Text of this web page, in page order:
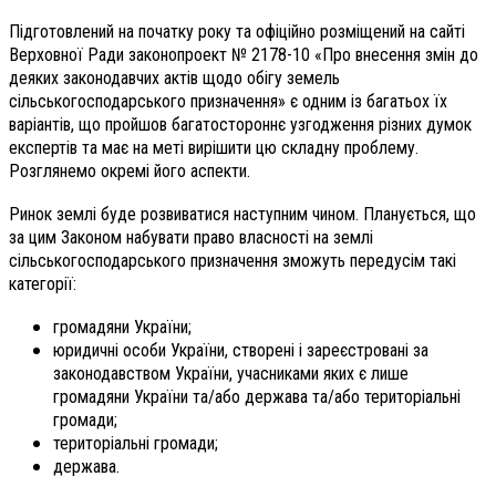
Підготовлений на початку року та офіційно розміщений на сайті
Верховної Ради законопроект № 2178-10 «Про внесення змін до
деяких законодавчих актів щодо обігу земель
сільськогосподарського призначення» є одним із багатьох їх
варіантів, що пройшов багатостороннє узгодження різних думок
експертів та має на меті вирішити цю складну проблему.
Розглянемо окремі його аспекти.
Ринок землі буде розвиватися наступним чином. Планується, що
за цим Законом набувати право власності на землі
сільськогосподарського призначення зможуть передусім такі
категорії:
громадяни України;
юридичні особи України, створені і зареєстровані за
законодавством України, учасниками яких є лише
громадяни України та/або держава та/або територіальні
громади;
територіальні громади;
держава.